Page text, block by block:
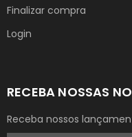
Finalizar compra
Login
RECEBA NOSSAS
Receba nossos